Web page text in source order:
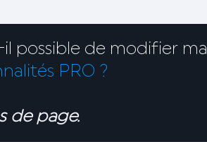
possible de modifier ma
PRO ?
de page.